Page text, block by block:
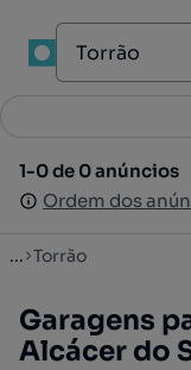
1-0 de 0 anúncios
Ordem dos
1-0 de 0 anúncios
Ordem dos
... Torrão
Garagens
Alcácer do